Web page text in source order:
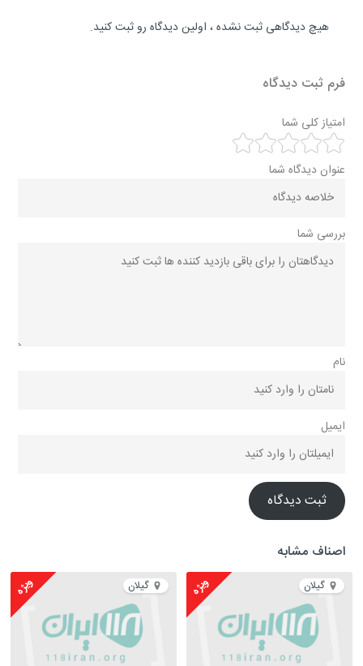
هیچ دیدگاهی ثبت نشده ، اولین دیدگاه رو ثبت کنید.
فرم ثبت دیدگاه
امتیاز کلی شما
عنوان دیدگاه شما
بررسی شما
نام
ایمیل
ثبت دیدگاه
اصناف مشابه
گیلان ویژه گیلان ویژه